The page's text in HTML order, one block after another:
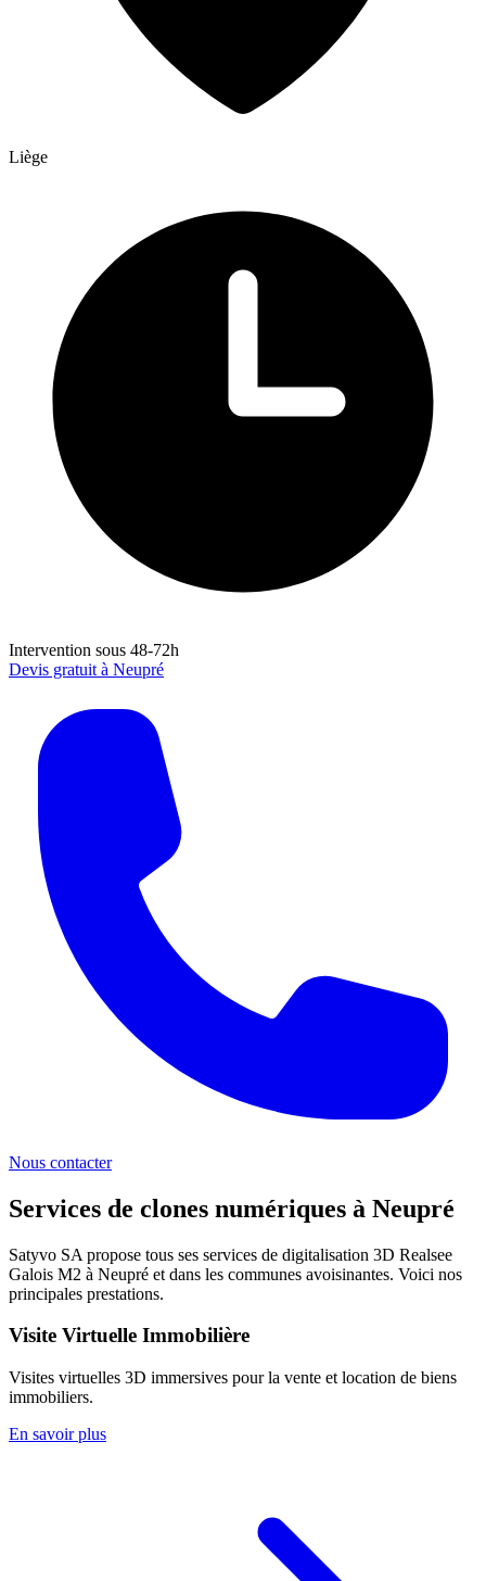
Liège
Intervention sous 48-72h
Devis gratuit à Neupré
Nous contacter
Services de clones numériques à Neupré
Satyvo SA propose tous ses services de digitalisation 3D Realsee
Galois M2 à Neupré et dans les communes avoisinantes. Voici nos
principales prestations.
Visite Virtuelle Immobilière
Visites virtuelles 3D immersives pour la vente et location de biens
immobiliers.
En savoir plus